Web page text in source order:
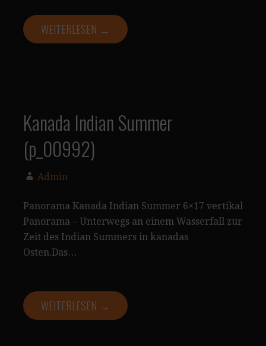
WEITERLESEN →
Kanada Indian Summer
(p_00992)
Admin
Panorama Kanada Indian Summer 6×17 vertikal
Panorama – Unterwegs an einem Wasserfall zur
Zeit des Indian Summers in kanadas
Osten.Das…
WEITERLESEN →